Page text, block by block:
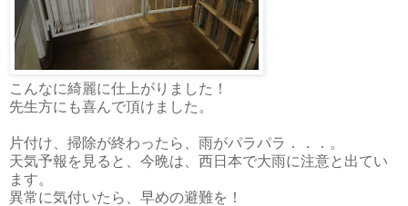
こんなに綺麗に仕上がりました！
先生方にも喜んで頂けました。
片付け、掃除が終わったら、雨がパラパラ．．．。
天気予報を見ると、今晩は、西日本で大雨に注意と出てい
ます。
異常に気付いたら、早めの避難を！